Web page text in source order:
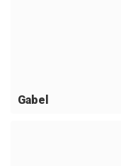
Gabel